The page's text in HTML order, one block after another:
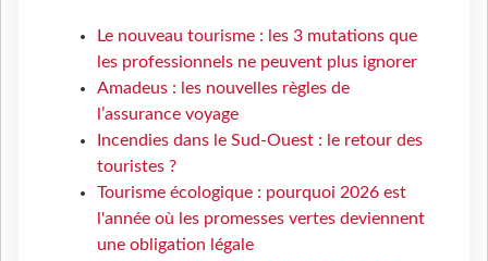
Le nouveau tourisme : les 3 mutations que
les professionnels ne peuvent plus ignorer
Amadeus : les nouvelles règles de
l’assurance voyage
Incendies dans le Sud-Ouest : le retour des
touristes ?
Tourisme écologique : pourquoi 2026 est
l'année où les promesses vertes deviennent
une obligation légale